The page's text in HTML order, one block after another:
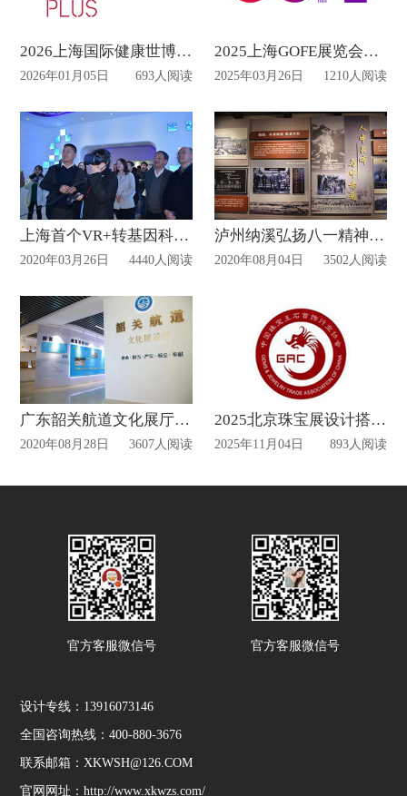
2026上海国际健康世博会展台设计新思路
2026年01月05日 693人阅读
2025上海GOFE展览会展台搭建布局时间
2025年03月26日 1210人阅读
上海首个VR+转基因科普展示厅对外开放
2020年03月26日 4440人阅读
泸州纳溪弘扬八一精神座谈会在护国战争博物馆举行
2020年08月04日 3502人阅读
广东韶关航道文化展厅和党员活动室正式投入使用!
2020年08月28日 3607人阅读
2025北京珠宝展设计搭建时间
2025年11月04日 893人阅读
官方客服微信号 官方客服微信号
设计专线：13916073146
全国咨询热线：400-880-3676
联系邮箱：XKWSH@126.COM
官网网址：http://www.xkwzs.com/